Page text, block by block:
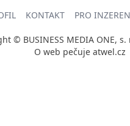
KONTAKT PRO
© BUSINESS MEDIA ONE, s.